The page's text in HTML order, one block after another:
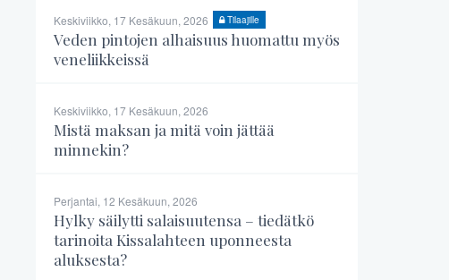
Keskiviikko, 17 Kesäkuun, 2026 Tilaajille
Veden pintojen alhaisuus huomattu myös
veneliikkeissä
Keskiviikko, 17 Kesäkuun, 2026
Mistä maksan ja mitä voin jättää
minnekin?
Perjantai, 12 Kesäkuun, 2026
Hylky säilytti salaisuutensa – tiedätkö
tarinoita Kissalahteen uponneesta
aluksesta?